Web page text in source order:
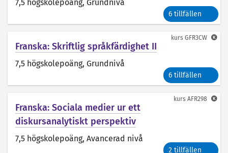
7,5 högskolepoäng, Grundnivå
6 tillfällen
Franska: Skriftlig språkfärdighet II
7,5 högskolepoäng, Grundnivå
6 tillfällen
kurs GFR3CW
Franska: Sociala medier ur ett
diskursanalytiskt perspektiv
7,5 högskolepoäng, Avancerad nivå
2 tillfällen
kurs AFR298